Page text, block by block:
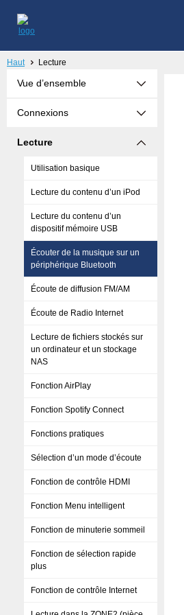
Haut Lecture
Vue d’ensemble
Connexions
Lecture
Utilisation basique
Lecture du contenu d’un iPod
Lecture du contenu d’un
dispositif mémoire USB
Écouter de la musique sur un
périphérique Bluetooth
Écoute de diffusion FM/AM
Écoute de Radio Internet
Lecture de fichiers stockés sur
un ordinateur et un stockage
NAS
Fonction AirPlay
Fonction Spotify Connect
Fonctions pratiques
Sélection d’un mode d’écoute
Fonction de contrôle HDMI
Fonction Menu intelligent
Fonction de minuterie sommeil
Fonction de sélection rapide
plus
Fonction de contrôle Internet